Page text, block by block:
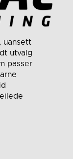
uansett
utvalg
passer